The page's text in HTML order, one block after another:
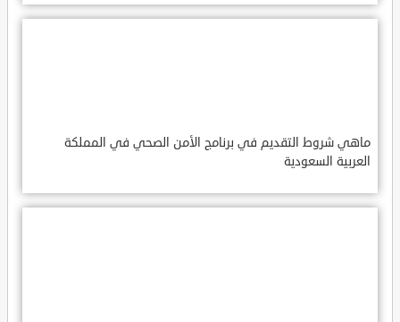
ماهي شروط التقديم في برنامج الأمن الصحي في المملكة
العربية السعودية